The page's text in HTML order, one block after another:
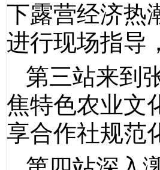
下露营经济热
进行现场指导
第三站来到
焦特色农业文
享合作社规范